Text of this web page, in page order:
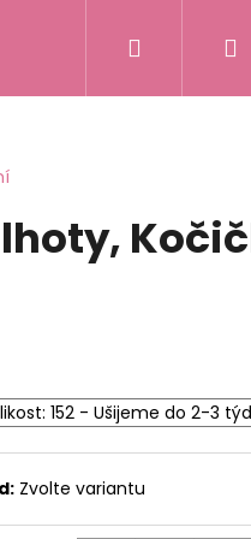
Napište nám
Zvolte variantu